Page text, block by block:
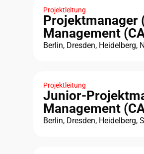
Projektleitung
Projektmanager
Management
Berlin, Dresden, Heidelberg,
Projektleitung
Junior-
Management
Berlin, Dresden, Heidelberg,